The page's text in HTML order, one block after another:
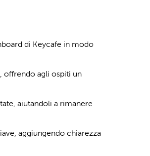
di Keycafe in modo
offrendo agli ospiti un
aiutandoli a rimanere
aggiungendo chiarezza